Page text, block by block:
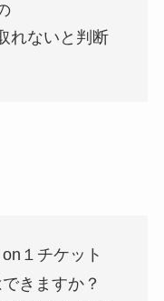
れないと判断
１チケット
きますか？